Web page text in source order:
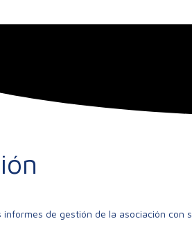
de gestión de la asociación con